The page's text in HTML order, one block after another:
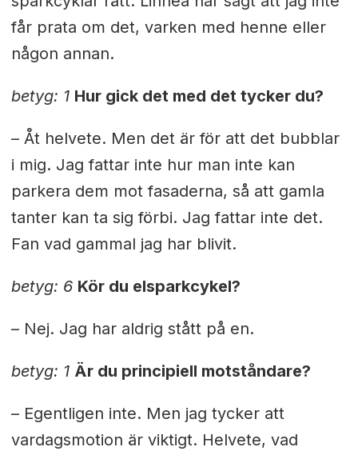
får prata om det, varken med henne eller
någon annan.
betyg: 1 Hur gick det med det tycker du?
– Åt helvete. Men det är för att det bubblar
i mig. Jag fattar inte hur man inte kan
parkera dem mot fasaderna, så att gamla
tanter kan ta sig förbi. Jag fattar inte det.
Fan vad gammal jag har blivit.
betyg: 6 Kör du elsparkcykel?
– Nej. Jag har aldrig stått på en.
betyg: 1 Är du principiell motståndare?
– Egentligen inte. Men jag tycker att
vardagsmotion är viktigt. Helvete, vad